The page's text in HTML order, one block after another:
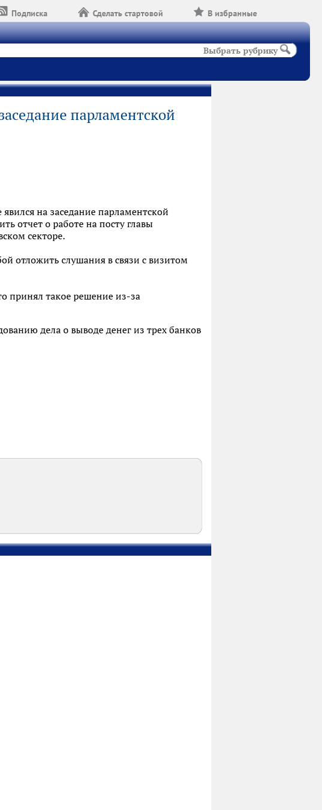
В избранные
Сделать стартовой
Подписка
Выбрать рубрику
парламентской
на заседание парламентской
отчет о работе на посту главы
секторе.
отложить слушания в связи с визитом
принял такое решение из-за
дела о выводе денег из трех банков